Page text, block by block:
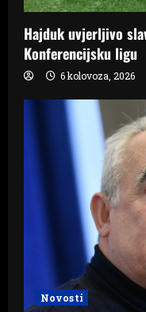
Hajduk uvjerljivo
Konferencijsku ligu
6 kolovoza, 2026
Novosti